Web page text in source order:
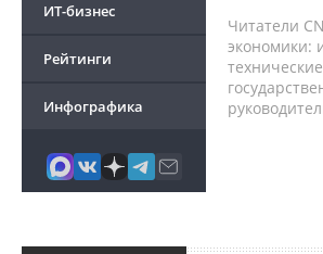
ИТ-бизнес
Рейтинги
Инфографика
Читатели
экономики: